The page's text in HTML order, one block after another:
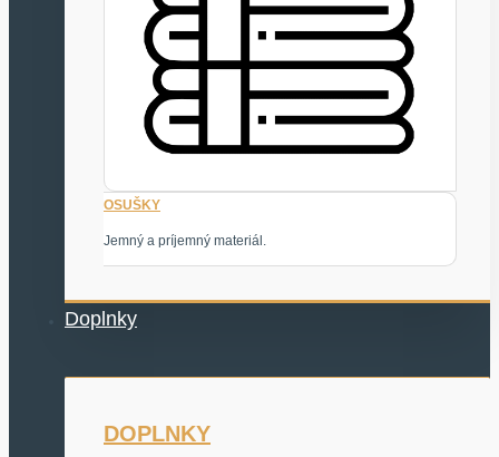
OSUŠKY
Jemný a príjemný materiál.
Doplnky
DOPLNKY